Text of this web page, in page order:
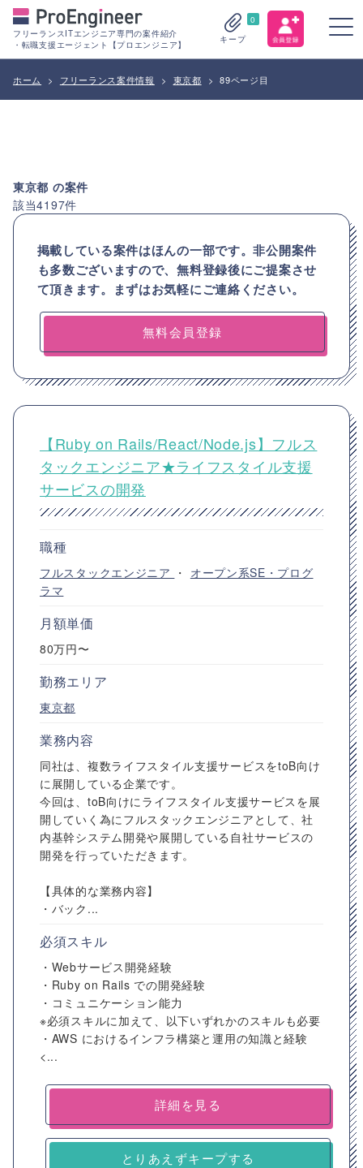
フリーランスITエンジニア専門の案件紹介
・転職支援エージェント【プロエンジニア】
0
キープ
ホーム > フリーランス案件情報 > 東京都 > 89ページ目
東京都 の案件
該当4197件
掲載している案件はほんの一部です。非公開案件
も多数ございますので、無料登録後にご提案させ
て頂きます。まずはお気軽にご連絡ください。
無料会員登録
【Ruby on Rails/React/Node.js】フルス
タックエンジニア★ライフスタイル支援
サービスの開発
職種
フルスタックエンジニア ・ オープン系SE・プログ
ラマ
月額単価
80万円〜
勤務エリア
東京都
業務内容
同社は、複数ライフスタイル支援サービスをtoB向け
に展開している企業です。
今回は、toB向けにライフスタイル支援サービスを展
開していく為にフルスタックエンジニアとして、社
内基幹システム開発や展開している自社サービスの
開発を行っていただきます。
【具体的な業務内容】
・バック...
必須スキル
・Webサービス開発経験
・Ruby on Rails での開発経験
・コミュニケーション能力
※必須スキルに加えて、以下いずれかのスキルも必要
・AWS におけるインフラ構築と運用の知識と経験
<...
詳細を見る
とりあえずキープする